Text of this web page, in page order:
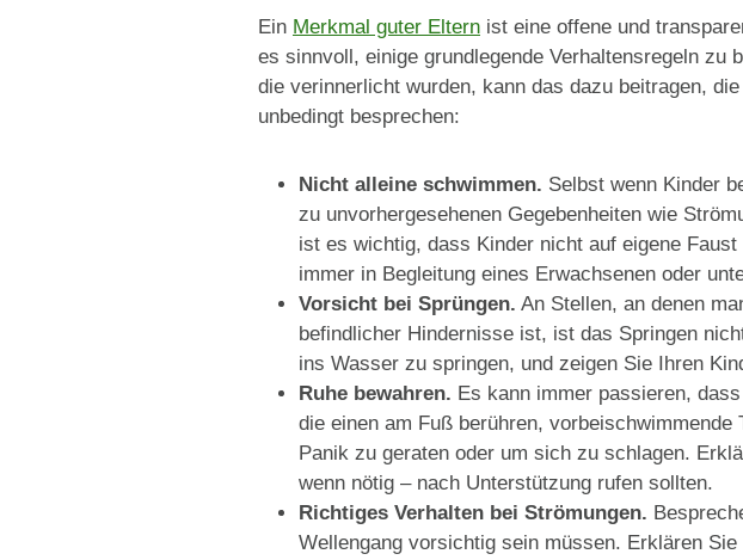
Ein Merkmal guter Eltern ist eine offene und
es sinnvoll, einige grundlegende Verhaltensregeln zu
die verinnerlicht wurden, kann das dazu beitragen, die
unbedingt besprechen:
Nicht alleine schwimmen. Selbst wenn Kinder
zu unvorhergesehenen Gegebenheiten wie
ist es wichtig, dass Kinder nicht auf eigene
immer in Begleitung eines Erwachsenen oder
Vorsicht bei Sprüngen. An Stellen, an denen
befindlicher Hindernisse ist, ist das Springen
ins Wasser zu springen, und zeigen Sie Ihren
Ruhe bewahren. Es kann immer passieren,
die einen am Fuß berühren,
Panik zu geraten oder um sich zu schlagen.
wenn nötig – nach Unterstützung rufen sollten.
Richtiges Verhalten bei Strömungen.
Wellengang vorsichtig sein müssen. Erklären